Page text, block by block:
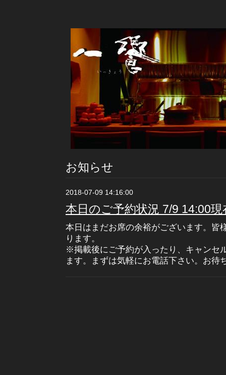
お知らせ
2018-07-09 14:16:00
本日のご予約状況 7/9 14:00現
本日はまだお席の余裕がございます。皆
ります。
※掲載後にご予約が入ったり、キャンセ
ます。まずは気軽にお電話下さい。お待